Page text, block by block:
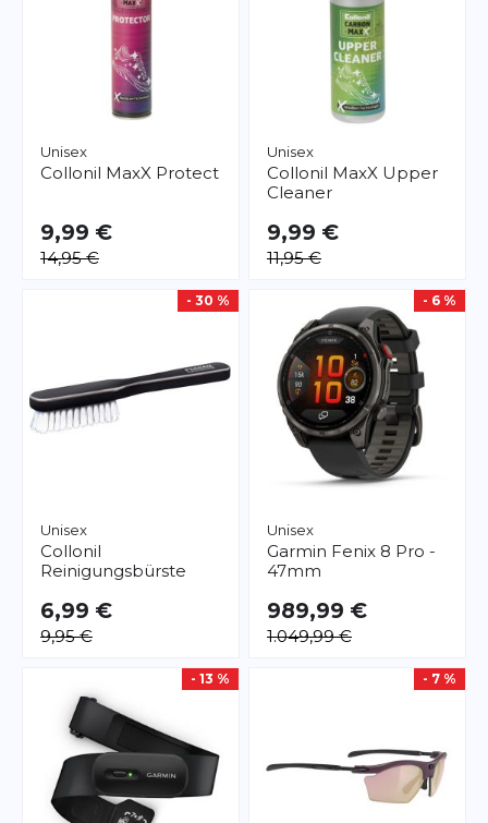
Unisex
Collonil MaxX Protect
9,99 €
14,95 €
Unisex
Collonil MaxX Upper
Cleaner
9,99 €
11,95 €
- 30 %
Unisex
Collonil
Reinigungsbürste
6,99 €
9,95 €
- 6 %
Unisex
Garmin Fenix 8 Pro -
47mm
989,99 €
1.049,99 €
- 13 % - 7 %